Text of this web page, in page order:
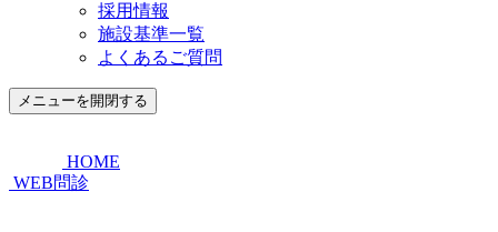
採用情報
施設基準一覧
よくあるご質問
メニューを開閉する
HOME
WEB問診